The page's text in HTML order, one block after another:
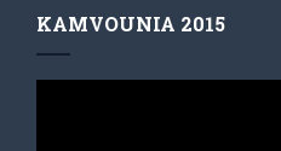
KAMVOUNIA 2015